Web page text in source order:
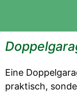
Eine
praktisch,